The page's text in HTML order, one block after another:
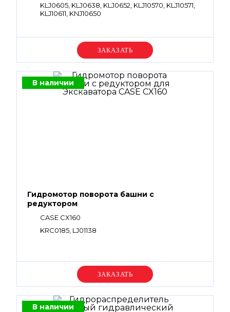
KLJ0605, KLJ0638, KLJ0652, KLJ10570, KLJ10571,
KLJ10611, KNJ10650
Уточняйте цену
В наличии
Гидромотор поворота башни с
редуктором
CASE CX160
KRC0185, LJ01138
Уточняйте цену
В наличии